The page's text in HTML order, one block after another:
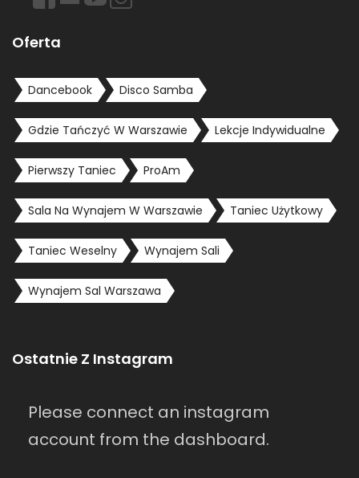
Oferta
Dancebook Disco Samba
Gdzie Tańczyć W Warszawie Lekcje Indywidualne
Pierwszy Taniec ProAm
Sala Na Wynajem W Warszawie Taniec Użytkowy
Taniec Weselny Wynajem Sali
Wynajem Sal Warszawa
Ostatnie Z Instagram
Please connect an instagram
account from the dashboard.